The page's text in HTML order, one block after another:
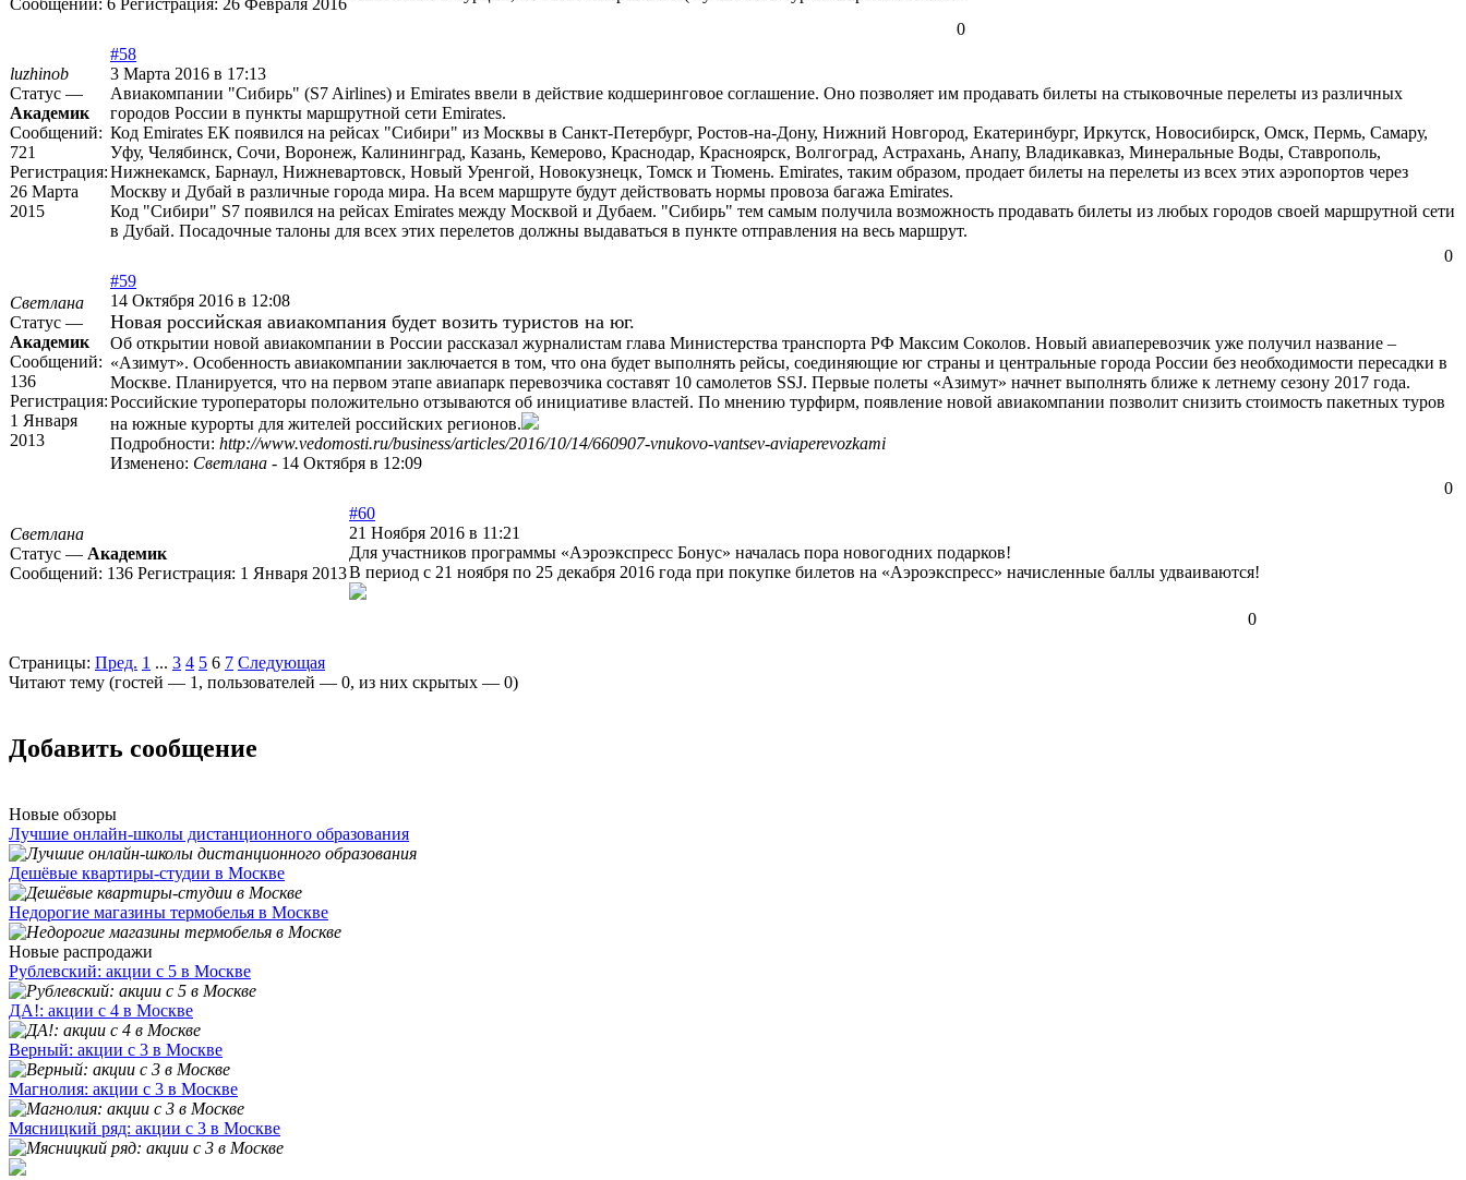
Сообщений: 6 Регистрация: 26 Февраля 2016
0
luzhinob
Статус —
Академик
Сообщений:
721
Регистрация:
26 Марта
2015
#58
3 Марта 2016 в 17:13
Авиакомпании "Сибирь" (S7 Airlines) и Emirates ввели в действие кодшеринговое соглашение. Оно позволяет им продавать билеты на стыковочные перелеты из различных
городов России в пункты маршрутной сети Emirates.
Код Emirates ЕК появился на рейсах "Сибири" из Москвы в Санкт-Петербург, Ростов-на-Дону, Нижний Новгород, Екатеринбург, Иркутск, Новосибирск, Омск, Пермь, Самару,
Уфу, Челябинск, Сочи, Воронеж, Калининград, Казань, Кемерово, Краснодар, Красноярск, Волгоград, Астрахань, Анапу, Владикавказ, Минеральные Воды, Ставрополь,
Нижнекамск, Барнаул, Нижневартовск, Новый Уренгой, Новокузнецк, Томск и Тюмень. Emirates, таким образом, продает билеты на перелеты из всех этих аэропортов через
Москву и Дубай в различные города мира. На всем маршруте будут действовать нормы провоза багажа Emirates.
Код "Сибири" S7 появился на рейсах Emirates между Москвой и Дубаем. "Сибирь" тем самым получила возможность продавать билеты из любых городов своей маршрутной сети
в Дубай. Посадочные талоны для всех этих перелетов должны выдаваться в пункте отправления на весь маршрут.
0
Светлана
Статус —
Академик
Сообщений:
136
Регистрация:
1 Января
2013
#59
14 Октября 2016 в 12:08
Новая российская авиакомпания будет возить туристов на юг.
Об открытии новой авиакомпании в России рассказал журналистам глава Министерства транспорта РФ Максим Соколов. Новый авиаперевозчик уже получил название –
«Азимут». Особенность авиакомпании заключается в том, что она будет выполнять рейсы, соединяющие юг страны и центральные города России без необходимости пересадки в
Москве. Планируется, что на первом этапе авиапарк перевозчика составят 10 самолетов SSJ. Первые полеты «Азимут» начнет выполнять ближе к летнему сезону 2017 года.
Российские туроператоры положительно отзываются об инициативе властей. По мнению турфирм, появление новой авиакомпании позволит снизить стоимость пакетных туров
на южные курорты для жителей российских регионов.
Подробности: http://www.vedomosti.ru/business/articles/2016/10/14/660907-vnukovo-vantsev-aviaperevozkami
Изменено: Светлана - 14 Октября в 12:09
0
Светлана
Статус — Академик
Сообщений: 136 Регистрация: 1 Января 2013
#60
21 Ноября 2016 в 11:21
Для участников программы «Аэроэкспресс Бонус» началась пора новогодних подарков!
В период с 21 ноября по 25 декабря 2016 года при покупке билетов на «Аэроэкспресс» начисленные баллы удваиваются!
0
Страницы: Пред. 1 ... 3 4 5 6 7 Следующая
Читают тему (гостей — 1 , пользователей — 0, из них скрытых — 0)
Добавить сообщение
Новые обзоры
Лучшие онлайн-школы дистанционного образования
Дешёвые квартиры-студии в Москве
Недорогие магазины термобелья в Москве
Новые распродажи
Рублевский: акции с 5 в Москве
ДА!: акции с 4 в Москве
Верный: акции с 3 в Москве
Магнолия: акции с 3 в Москве
Мясницкий ряд: акции с 3 в Москве